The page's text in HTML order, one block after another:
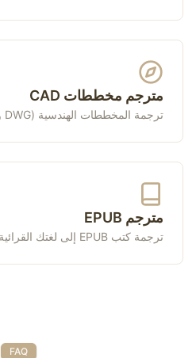
مترجم مخططات CAD
ترجمة المخططات الهندسية (DWG و DXF) دون كسر التنسيق.
مترجم EPUB
ترجمة كتب EPUB إلى لغتك القرائية وتنزيلها فوراً.
FAQ